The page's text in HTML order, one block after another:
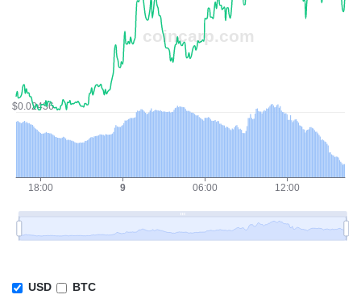
USD BTC